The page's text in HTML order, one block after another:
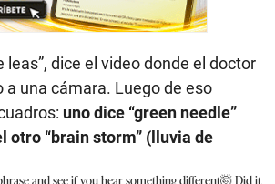
leas”, dice el video donde el doctor
a una cámara. Luego de eso
uno dice “green needle”
otro “brain storm” (lluvia de
and see if you hear something different🤯 Did it